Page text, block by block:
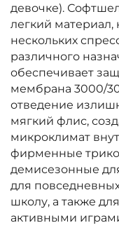
девочке).
легкий
нескольких
различного
обеспечивает
мембрана 3000/
отведение
мягкий флис,
микроклимат
фирменные
демисезонные
для
школу, а также
активными